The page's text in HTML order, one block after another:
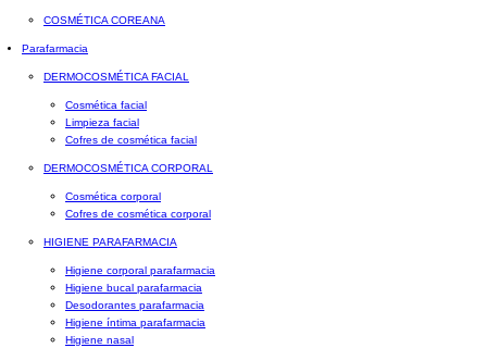
COSMÉTICA COREANA
Parafarmacia
DERMOCOSMÉTICA FACIAL
Cosmética facial
Limpieza facial
Cofres de cosmética facial
DERMOCOSMÉTICA CORPORAL
Cosmética corporal
Cofres de cosmética corporal
HIGIENE PARAFARMACIA
Higiene corporal parafarmacia
Higiene bucal parafarmacia
Desodorantes parafarmacia
Higiene íntima parafarmacia
Higiene nasal